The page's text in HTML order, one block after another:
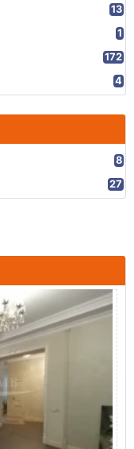
13
1
172
4
8
27